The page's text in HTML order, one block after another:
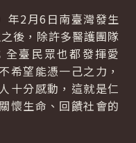
年2月6日南臺灣發生
後，除許多醫護團隊
臺民眾也都發揮愛
希望能憑一己之力，
十分感動，這就是仁
懷生命、回饋社會的